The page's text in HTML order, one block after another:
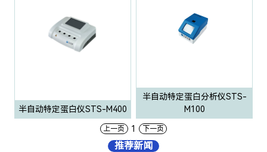
半自动特定蛋白仪STS-M400
半自动特定蛋白分析仪STS-
M100
上一页 1 下一页
推荐新闻